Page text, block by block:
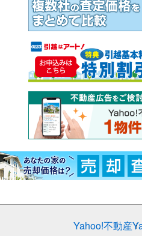
Yahoo!不動産